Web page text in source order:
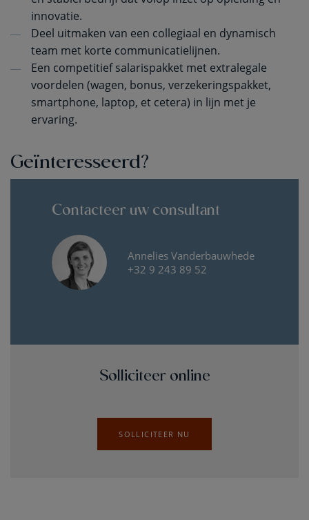
innovatie.
Deel uitmaken van een collegiaal en dynamisch
team met korte communicatielijnen.
Een competitief salarispakket met extralegale
voordelen (wagen, bonus, verzekeringspakket,
smartphone, laptop, et cetera) in lijn met je
ervaring.
Geïnteresseerd?
Contacteer uw consultant
Annelies Vanderbauwhede
+32 9 243 89 52
Solliciteer online
SOLLICITEER NU